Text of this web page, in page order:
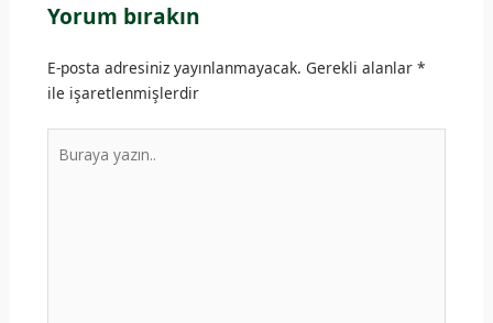
Yorum bırakın
E-posta adresiniz yayınlanmayacak. Gerekli alanlar *
ile işaretlenmişlerdir
yazın..